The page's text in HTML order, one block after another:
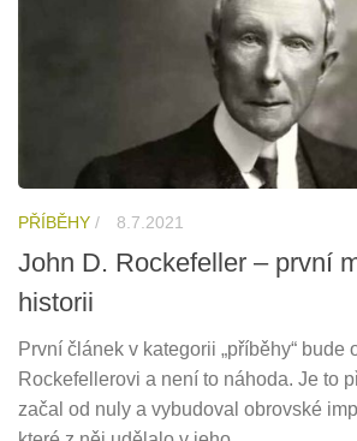
PŘÍBĚHY / 8.7.2021
John D. Rockefeller – první
historii
První článek v kategorii „příběhy“ bude
Rockefellerovi a není to náhoda. Je to
začal od nuly a vybudoval obrovské